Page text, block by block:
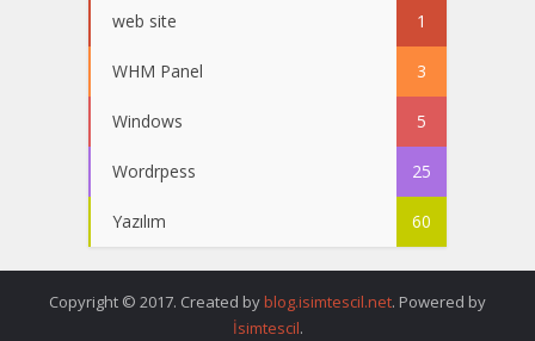
web site 1
WHM Panel 3
Windows 5
Wordrpess 25
Yazılım 60
Copyright © 2017. Created by blog.isimtescil.net. Powered by
İsimtescil.